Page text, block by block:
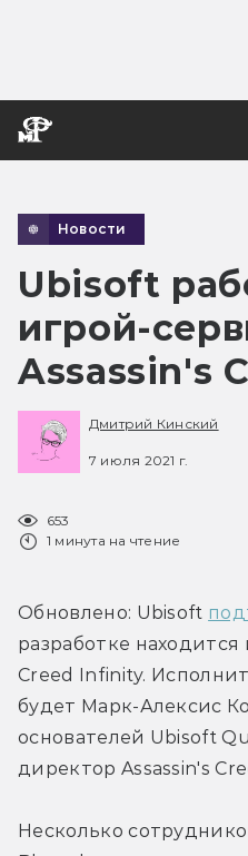
Новости
Ubisoft
игрой-
Assassin's
Дмитрий Кинский
7 июля 2021 г.
653
1 минута на чтение
Обновлено: Ubisoft
разработке находится
Creed Infinity.
будет Марк-Алексис
основателей Ubisoft
директор Assassin's
Несколько